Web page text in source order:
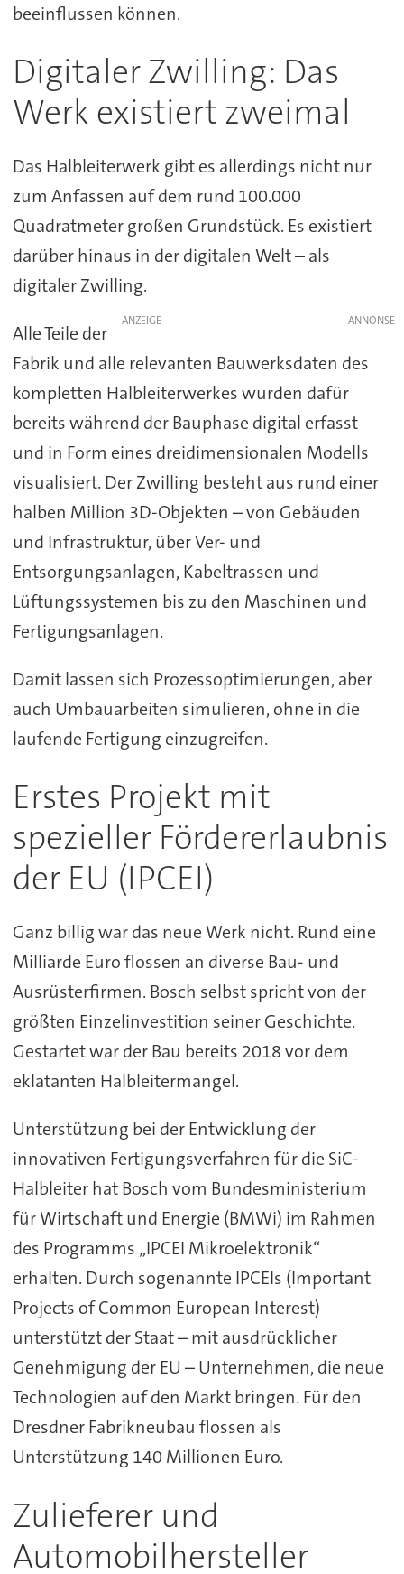
beeinflussen können.
Digitaler Zwilling: Das
Werk existiert zweimal
Das Halbleiterwerk gibt es allerdings nicht nur
zum Anfassen auf dem rund 100.000
Quadratmeter großen Grundstück. Es existiert
darüber hinaus in der digitalen Welt – als
digitaler Zwilling.
ANZEIGE
Alle Teile der
Fabrik und alle relevanten Bauwerksdaten des
kompletten Halbleiterwerkes wurden dafür
bereits während der Bauphase digital erfasst
und in Form eines dreidimensionalen Modells
visualisiert. Der Zwilling besteht aus rund einer
halben Million 3D-Objekten – von Gebäuden
und Infrastruktur, über Ver- und
Entsorgungsanlagen, Kabeltrassen und
Lüftungssystemen bis zu den Maschinen und
Fertigungsanlagen.
Damit lassen sich Prozessoptimierungen, aber
auch Umbauarbeiten simulieren, ohne in die
laufende Fertigung einzugreifen.
Erstes Projekt mit
spezieller Fördererlaubnis
der EU (IPCEI)
Ganz billig war das neue Werk nicht. Rund eine
Milliarde Euro flossen an diverse Bau- und
Ausrüsterfirmen. Bosch selbst spricht von der
größten Einzelinvestition seiner Geschichte.
Gestartet war der Bau bereits 2018 vor dem
eklatanten Halbleitermangel.
Unterstützung bei der Entwicklung der
innovativen Fertigungsverfahren für die SiC-
Halbleiter hat Bosch vom Bundesministerium
für Wirtschaft und Energie (BMWi) im Rahmen
des Programms „IPCEI Mikroelektronik“
erhalten. Durch sogenannte IPCEIs (Important
Projects of Common European Interest)
unterstützt der Staat – mit ausdrücklicher
Genehmigung der EU – Unternehmen, die neue
Technologien auf den Markt bringen. Für den
Dresdner Fabrikneubau flossen als
Unterstützung 140 Millionen Euro.
Zulieferer und
Automobilhersteller